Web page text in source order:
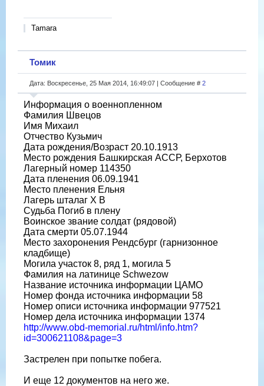
Tamara
Томик
Дата: Воскресенье, 25 Мая 2014, 16:49:07 | Сообщение # 2
Информация о военнопленном
Фамилия Швецов
Имя Михаил
Отчество Кузьмич
Дата рождения/Возраст 20.10.1913
Место рождения Башкирская АССР, Берхотов
Лагерный номер 114350
Дата пленения 06.09.1941
Место пленения Ельня
Лагерь шталаг X B
Судьба Погиб в плену
Воинское звание солдат (рядовой)
Дата смерти 05.07.1944
Место захоронения Рендсбург (гарнизонное
кладбище)
Могила участок 8, ряд 1, могила 5
Фамилия на латинице Schwezow
Название источника информации ЦАМО
Номер фонда источника информации 58
Номер описи источника информации 977521
Номер дела источника информации 1374
http://www.obd-memorial.ru/html/info.htm?
id=300621108&page=3
Застрелен при попытке побега.
И еще 12 документов на него же.